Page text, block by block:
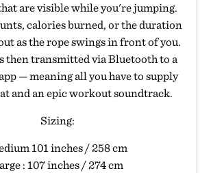
are visible while you're jumping.
calories burned, or the duration
as the rope swings in front of you.
then transmitted via Bluetooth to a
— meaning all you have to supply
and an epic workout soundtrack.
Sizing:
101 inches / 258 cm
: 107 inches / 274 cm